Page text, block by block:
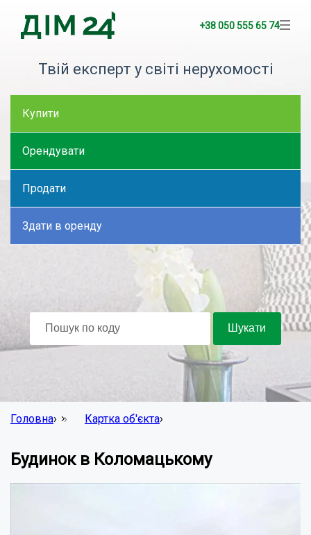
+38 050 555 65 74
Твій експерт у світі нерухомості
Купити
Орендувати
Продати
Здати в оренду
Головна› Картка об'єкта›
Будинок в Коломацькому